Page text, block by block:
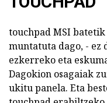
touchpad MSI
muntatuta dago, -
ezkerreko eta
Dagokion osagaiak
ukitu panela. Eta